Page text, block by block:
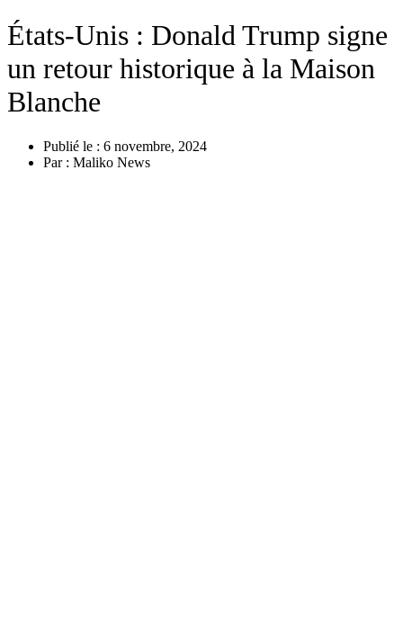
États-Unis : Donald Trump signe
un retour historique à la Maison
Blanche
Publié le : 6 novembre, 2024
Par : Maliko News